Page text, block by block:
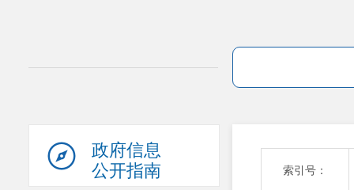
政府信息
公开指南
索引号：